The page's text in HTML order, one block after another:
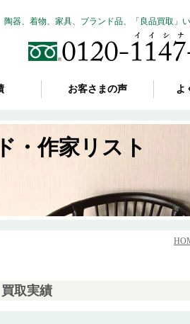
陶器、着物、家具、ブランド品、「良品買取」
お客さまの声 よ
・作家リスト
取実績